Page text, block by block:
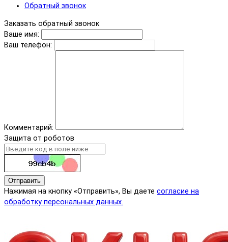
Обратный звонок
Заказать обратный звонок
Ваше имя:
Ваш телефон:
Комментарий:
Защита от роботов
Отправить
Нажимая на кнопку «Отправить», Вы даете согласие на
обработку персональных данных.